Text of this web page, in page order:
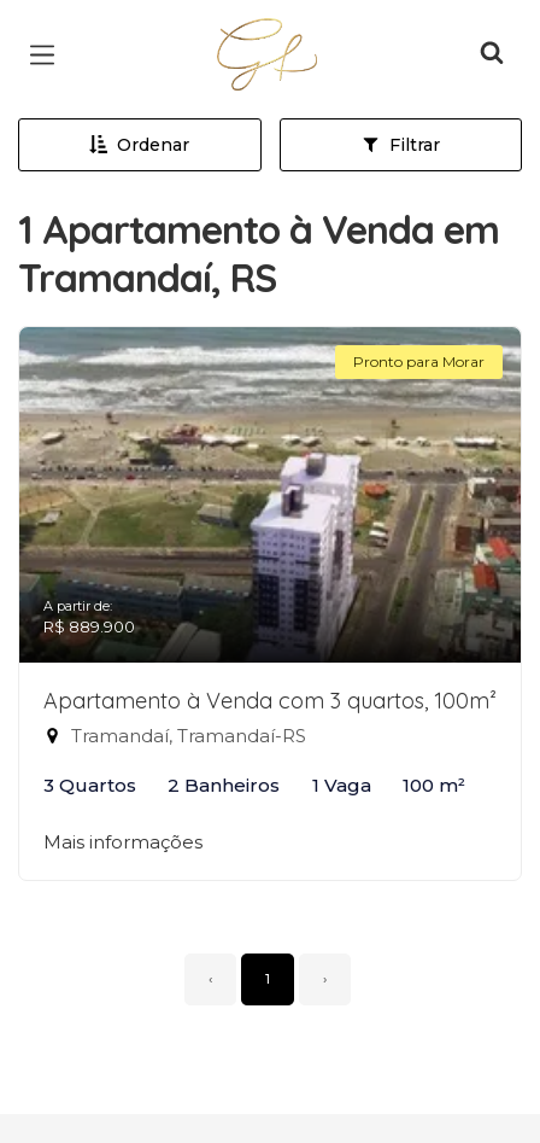
Página inicial
Ordenar Filtrar
1 Apartamento à Venda em
Tramandaí, RS
Pronto para Morar
A partir de:
R$ 889.900
Apartamento à Venda com 3 quartos, 100m²
Tramandaí, Tramandaí-RS
3 Quartos 2 Banheiros 1 Vaga 100 m²
Mais informações
‹ 1 ›